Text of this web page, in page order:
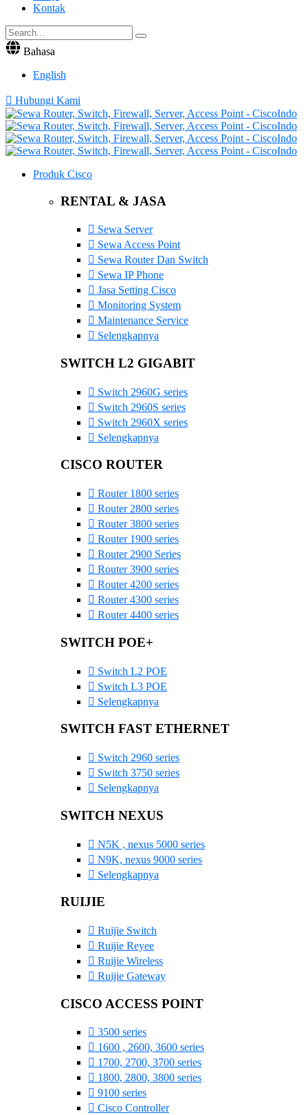
Kontak
Bahasa
English
Hubungi Kami
Produk Cisco
RENTAL & JASA
Sewa Server
Sewa Access Point
Sewa Router Dan Switch
Sewa IP Phone
Jasa Setting Cisco
Monitoring System
Maintenance Service
Selengkapnya
SWITCH L2 GIGABIT
Switch 2960G series
Switch 2960S series
Switch 2960X series
Selengkapnya
CISCO ROUTER
Router 1800 series
Router 2800 series
Router 3800 series
Router 1900 series
Router 2900 Series
Router 3900 series
Router 4200 series
Router 4300 series
Router 4400 series
SWITCH POE+
Switch L2 POE
Switch L3 POE
Selengkapnya
SWITCH FAST ETHERNET
Switch 2960 series
Switch 3750 series
Selengkapnya
SWITCH NEXUS
N5K , nexus 5000 series
N9K, nexus 9000 series
Selengkapnya
RUIJIE
Ruijie Switch
Ruijie Reyee
Ruijie Wireless
Ruijie Gateway
CISCO ACCESS POINT
3500 series
1600 , 2600, 3600 series
1700, 2700, 3700 series
1800, 2800, 3800 series
9100 series
Cisco Controller